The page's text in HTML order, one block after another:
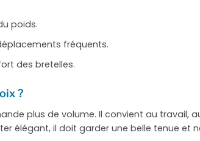
poids.
fréquents.
des bretelles.
?
plus de volume. Il convient au travail,
élégant, il doit garder une belle tenue et